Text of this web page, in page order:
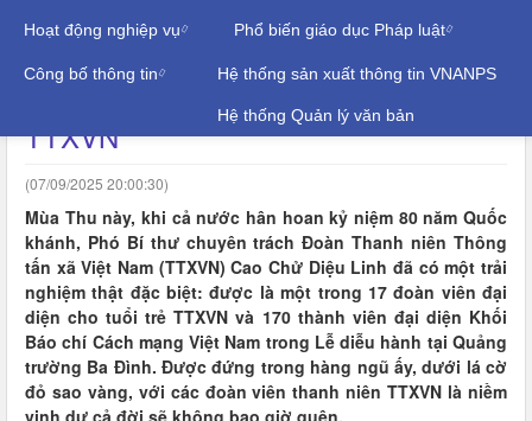
Hoạt động nghiệp vụ Phổ biến giáo dục Pháp luật
Công bố thông tin Hệ thống sản xuất thông tin VNANPS
Hệ thống Quản lý văn bản
TIN TRONG NGÀNH
​​​​​​​Hành trình đáng nhớ của tuổi trẻ
TTXVN
(07/09/2025 20:00:30)
Mùa Thu này, khi cả nước hân hoan kỷ niệm 80 năm Quốc
khánh, Phó Bí thư chuyên trách Đoàn Thanh niên Thông
tấn xã Việt Nam (TTXVN) Cao Chử Diệu Linh đã có một trải
nghiệm thật đặc biệt: được là một trong 17 đoàn viên đại
diện cho tuổi trẻ TTXVN và 170 thành viên đại diện Khối
Báo chí Cách mạng Việt Nam trong Lễ diễu hành tại Quảng
trường Ba Đình. Được đứng trong hàng ngũ ấy, dưới lá cờ
đỏ sao vàng, với các đoàn viên thanh niên TTXVN là niềm
vinh dự cả đời sẽ không bao giờ quên.